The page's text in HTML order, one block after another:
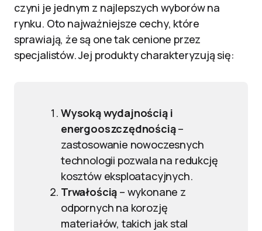
czyni je jednym z najlepszych wyborów na
rynku. Oto najważniejsze cechy, które
sprawiają, że są one tak cenione przez
specjalistów. Jej produkty charakteryzują się:
Wysoką wydajnością i
energooszczędnością–
zastosowanie nowoczesnych
technologii pozwala na redukcję
kosztów eksploatacyjnych.
Trwałością – wykonane z
odpornych na korozję
materiałów, takich jak stal